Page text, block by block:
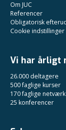
Om JUC
Referencer
Obligatorisk
Cookie indstillinger
Vi har årligt
26.000 deltagere
500 faglige kurser
170 faglige netværk
25 konferencer